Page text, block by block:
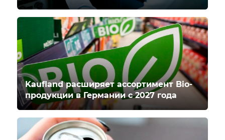
Kaufland расширяет ассортимент Bio-
продукции в Германии с 2027 года